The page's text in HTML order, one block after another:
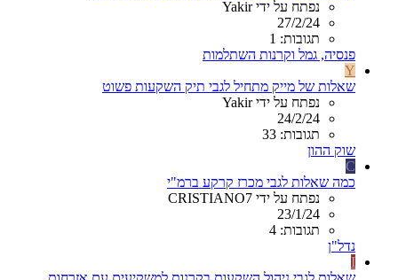
נפתח על ידי Yakir
27/2/24
תגובות: 1
פנסיה, גמל וקרנות השתלמות
Y
שאלות של מייק מתחיל לגבי תיק השקעות פשוט
נפתח על ידי Yakir
24/2/24
תגובות: 33
שוק ההון
C
כמה שאלות לגבי מכרז קרקע ברמ"י
נפתח על ידי CRISTIANO7
23/1/24
תגובות: 4
נדל"ן
I